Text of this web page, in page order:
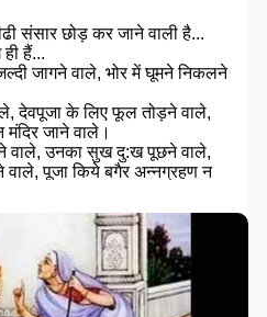
संसार छोड़ कर जाने वाली है...
हैं...
जागने वाले, भोर में घूमने निकलने
देवपूजा के लिए फूल तोड़ने वाले,
मंदिर जाने वाले।
वाले, उनका सुख दु:ख पूछने वाले,
वाले, पूजा किये बगैर अन्नग्रहण न
मेहमान शिष्टाचार, अन्न, धान्य,
रीति रिवाज, सनातन धर्म के इर्द गिर्द
की डायरियां मेंटेन करने वाले, रॉन्ग
पत्र को दिन भर में दो-तीन बार